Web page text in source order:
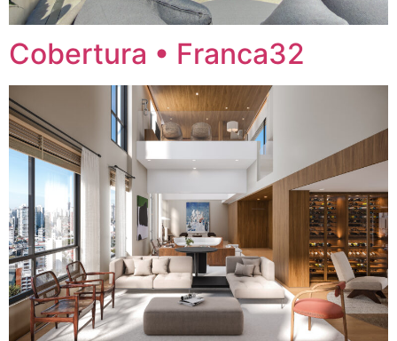
Cobertura • Franca32